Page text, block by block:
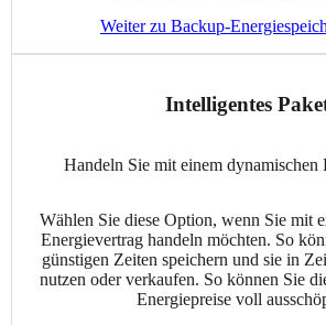
Weiter zu Backup-
Intelligentes
Handeln Sie mit einem dynamischen
Wählen Sie diese Option, wenn Sie mit
Energievertrag handeln möchten. So
günstigen Zeiten speichern und sie in
nutzen oder verkaufen. So können Sie
Energiepreise voll